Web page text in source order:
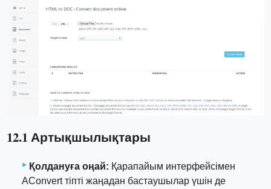
12.1 Артықшылықтары
Қолдануға оңай: Қарапайым интерфейсімен
AConvert тіпті жаңадан бастаушылар үшін де